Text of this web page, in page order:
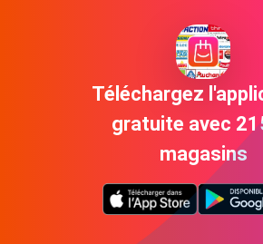
Téléchargez
gratuite avec
magasins